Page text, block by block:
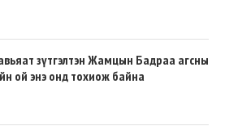
зүтгэлтэн Жамцын Бадраа агсны
ой энэ онд тохиож байна